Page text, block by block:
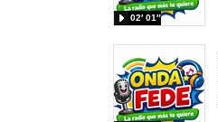
02′ 01″